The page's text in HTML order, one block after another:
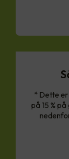
* Dette
på 15 %